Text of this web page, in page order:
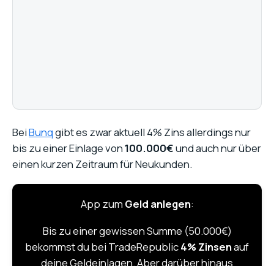
BeiBunqgibt es zwar aktuell 4% Zins allerdings nur
bis zu einer Einlage von100.000€und auch nur über
einen kurzen Zeitraum für Neukunden.
App zum Geld anlegen:
Bis zu einer gewissen Summe (50.000€)
bekommst du bei TradeRepublic4% Zinsenauf
deine Geldeinlagen. Aber darüber hinaus